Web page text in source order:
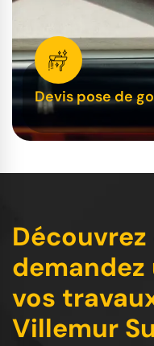
Devis pose de
vos
Villemur